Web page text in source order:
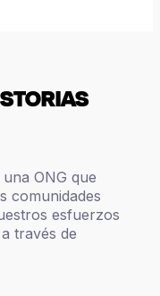
ONG que
comunidades
esfuerzos
través de